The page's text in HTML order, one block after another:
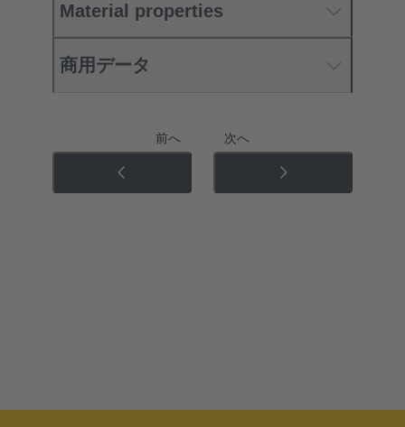
Material properties
商用データ
前へ 次へ